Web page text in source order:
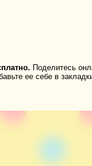
Поделитесь
ее себе в